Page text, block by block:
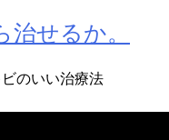
せるか。
のいい治療法